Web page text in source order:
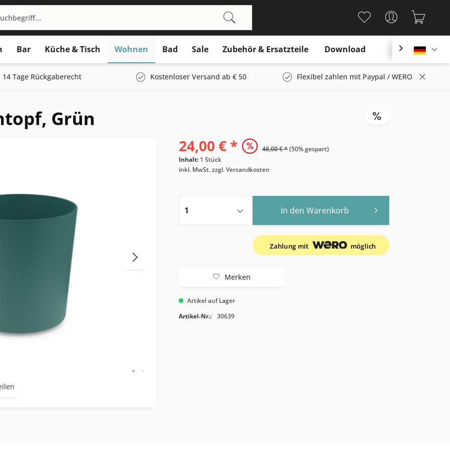
Bar Küche & Tisch Wohnen Bad Sale Zubehör & Ersatzteile Download 
14 Tage Rückgaberecht Kostenloser Versand ab € 50 Flexibel zahlen mit Paypal / WERO
Grün
24,00 € * 48,00 € *(50% gespart)
Inhalt: 1 Stück
inkl. MwSt.zzgl. Versandkosten
In den Warenkorb
Zahlung mit möglich
Merken
Artikel auf Lager
Artikel-Nr.:
30639